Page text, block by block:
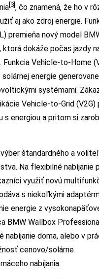
[3] , čo znamená, že ho v
aj ako zdroj energie.
premieňa nový model
ktorá dokáže počas jazdy
Funkcia Vehicle-to-Home
energie
systémami.
Vehicle-to-Grid (V2G)
s energiou a pritom si
štandardného a
Na flexibilné nabíjanie
využiť novú
s niekoľkými
energie z
BMW Wallbox
nabíjanie doma, alebo v
cenovo/solárne
nabíjania.